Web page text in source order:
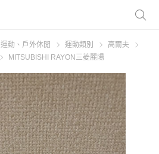
運動、戶外休閒 運動類別
高爾夫
MITSUBISHI RAYON三菱麗陽